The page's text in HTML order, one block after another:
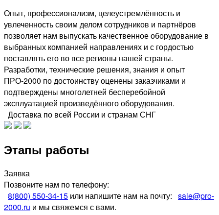
Опыт, профессионализм, целеустремлённость и
увлеченность своим делом сотрудников и партнёров
позволяет нам выпускать качественное оборудование в
выбранных компанией направлениях и с гордостью
поставлять его во все регионы нашей страны.
Разработки, технические решения, знания и опыт
ПРО-2000 по достоинству оценены заказчиками и
подтверждены многолетней бесперебойной
эксплуатацией произведённого оборудования.
Доставка по всей России и странам СНГ
Этапы работы
Заявка
Позвоните нам по телефону:
8(800) 550-34-15 или напишите нам на почту: sale@pro-
2000.ru и мы свяжемся с вами.